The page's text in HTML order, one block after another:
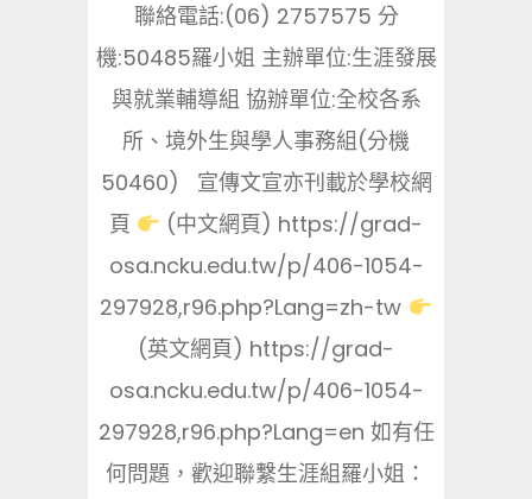
聯絡電話:(06) 2757575 分
機:50485羅小姐 主辦單位:生涯發展
與就業輔導組 協辦單位:全校各系
所、境外生與學人事務組(分機
50460) 宣傳文宣亦刊載於學校網
頁
(中文網頁) https://grad-
osa.ncku.edu.tw/p/406-1054-
297928,r96.php?Lang=zh-tw
(英文網頁) https://grad-
osa.ncku.edu.tw/p/406-1054-
297928,r96.php?Lang=en 如有任
何問題，歡迎聯繫生涯組羅小姐：